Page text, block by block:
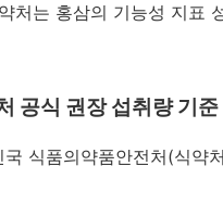
처는 홍삼의 기능성 지표
공식 권장 섭취량 기준
국 식품의약품안전처(식약